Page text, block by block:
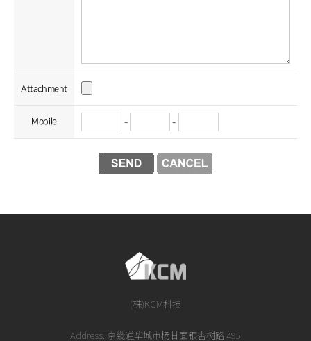
Attachment
Mobile - -
(株)KCM科技
Address. 京畿道华城市杨甘面银杏树路 495